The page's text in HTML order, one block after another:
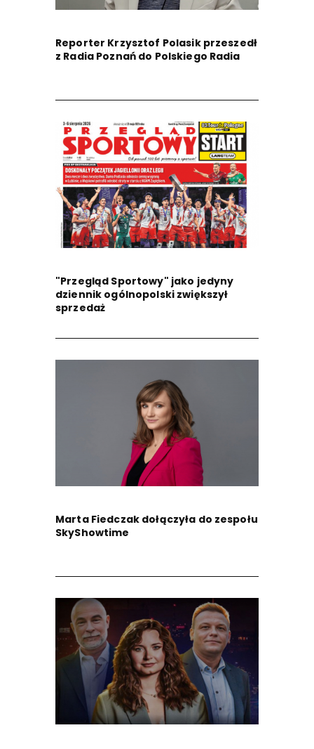
Reporter Krzysztof Polasik przeszedł
z Radia Poznań do Polskiego Radia
"Przegląd Sportowy" jako jedyny
dziennik ogólnopolski zwiększył
sprzedaż
Marta Fiedczak dołączyła do zespołu
SkyShowtime